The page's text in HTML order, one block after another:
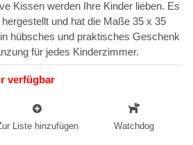
Kissen werden Ihre Kinder lieben. Es
und hat die Maße 35 x 35
hübsches und praktisches Geschenk
für jedes Kinderzimmer.
verfügbar
Liste hinzufügen Watchdog